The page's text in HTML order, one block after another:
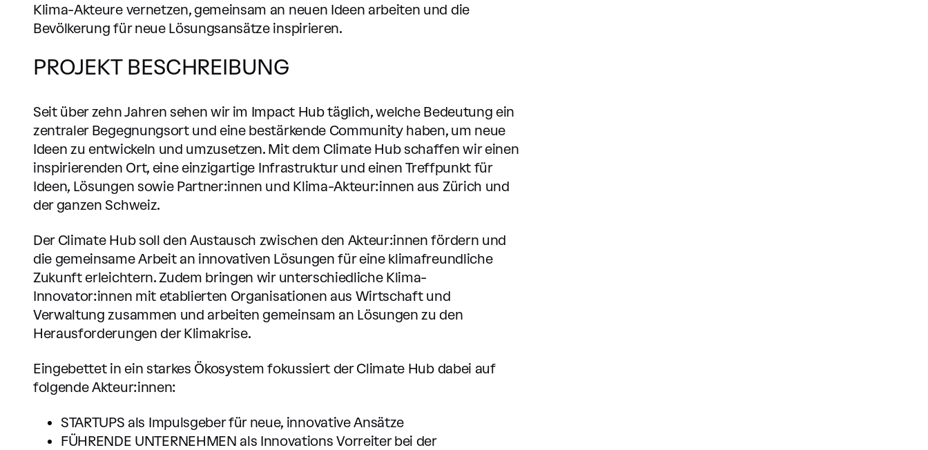
Klima-Akteure vernetzen, gemeinsam an neuen Ideen arbeiten und die
Bevölkerung für neue Lösungsansätze inspirieren.
PROJEKT BESCHREIBUNG
Seit über zehn Jahren sehen wir im Impact Hub täglich, welche Bedeutung ein
zentraler Begegnungsort und eine bestärkende Community haben, um neue
Ideen zu entwickeln und umzusetzen. Mit dem Climate Hub schaffen wir einen
inspirierenden Ort, eine einzigartige Infrastruktur und einen Treffpunkt für
Ideen, Lösungen sowie Partner:innen und Klima-Akteur:innen aus Zürich und
der ganzen Schweiz.
Der Climate Hub soll den Austausch zwischen den Akteur:innen fördern und
die gemeinsame Arbeit an innovativen Lösungen für eine klimafreundliche
Zukunft erleichtern. Zudem bringen wir unterschiedliche Klima-
Innovator:innen mit etablierten Organisationen aus Wirtschaft und
Verwaltung zusammen und arbeiten gemeinsam an Lösungen zu den
Herausforderungen der Klimakrise.
Eingebettet in ein starkes Ökosystem fokussiert der Climate Hub dabei auf
folgende Akteur:innen:
STARTUPS als Impulsgeber für neue, innovative Ansätze
FÜHRENDE UNTERNEHMEN als Innovations Vorreiter bei der